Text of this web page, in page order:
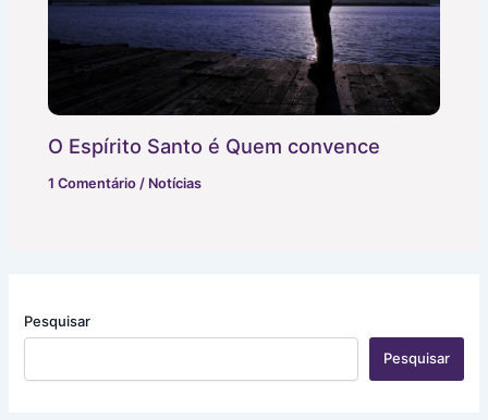
O Espírito Santo é Quem convence
1 Comentário / Notícias
Pesquisar
Pesquisar